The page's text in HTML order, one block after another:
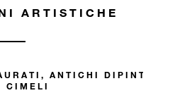
ARTISTICHE
ANTICHI DIPINTI
CIMELI